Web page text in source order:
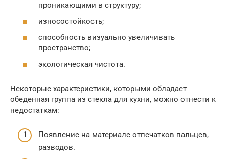
проникающими в структуру;
износостойкость;
способность визуально увеличивать
пространство;
экологическая чистота.
Некоторые характеристики, которыми обладает
обеденная группа из стекла для кухни, можно отнести к
недостаткам:
Появление на материале отпечатков пальцев,
разводов.